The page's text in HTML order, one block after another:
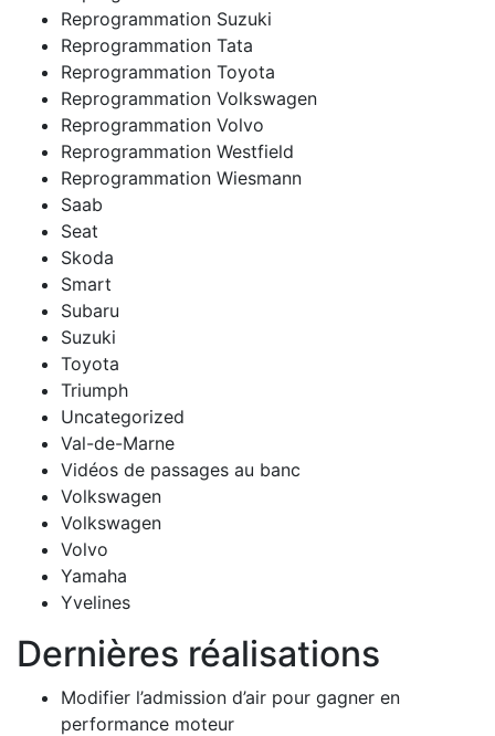
Reprogrammation Suzuki
Reprogrammation Tata
Reprogrammation Toyota
Reprogrammation Volkswagen
Reprogrammation Volvo
Reprogrammation Westfield
Reprogrammation Wiesmann
Saab
Seat
Skoda
Smart
Subaru
Suzuki
Toyota
Triumph
Uncategorized
Val-de-Marne
Vidéos de passages au banc
Volkswagen
Volkswagen
Volvo
Yamaha
Yvelines
Dernières réalisations
Modifier l’admission d’air pour gagner en
performance moteur